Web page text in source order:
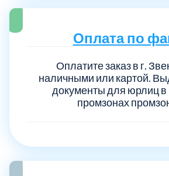
Оплата по
Оплатите заказ в г.
наличными или картой.
документы для юрлиц
промзонах